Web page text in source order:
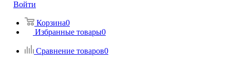
Войти
Корзина0
Избранные товары0
Сравнение товаров0